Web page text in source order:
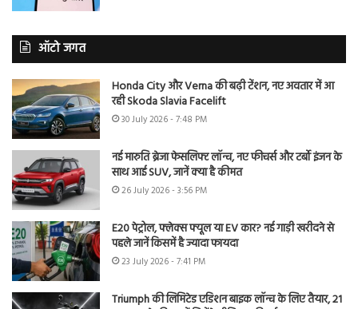
ऑटो जगत
Honda City और Verna की बढ़ी टेंशन, नए अवतार में आ
रही Skoda Slavia Facelift
30 July 2026 - 7:48 PM
नई मारुति ब्रेजा फेसलिफ्ट लॉन्च, नए फीचर्स और टर्बो इंजन के
साथ आई SUV, जानें क्या है कीमत
26 July 2026 - 3:56 PM
E20 पेट्रोल, फ्लेक्स फ्यूल या EV कार? नई गाड़ी खरीदने से
पहले जानें किसमें है ज्यादा फायदा
23 July 2026 - 7:41 PM
Triumph की लिमिटेड एडिशन बाइक लॉन्च के लिए तैयार, 21